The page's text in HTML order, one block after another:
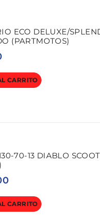
ECO DELUXE/
(PARTMOTOS)
CARRITO
70-13 DIABLO
CARRITO